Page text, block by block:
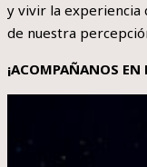
y vivir la experiencia
de nuestra
¡ACOMPAÑANOS EN